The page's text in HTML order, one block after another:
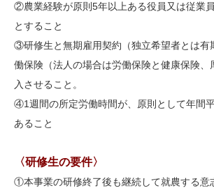
②農業経験が原則5年以上ある役員又は従業員
とすること
③研修生と無期雇用契約（独立希望者とは有
働保険（法人の場合は労働保険と健康保険、
入させること。
④1週間の所定労働時間が、原則として年間
あること
〈研修生の要件〉
①本事業の研修終了後も継続して就農する意